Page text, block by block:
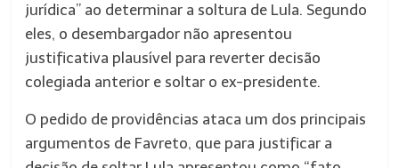
jurídica” ao determinar a soltura de Lula. Segundo
eles, o desembargador não apresentou
justificativa plausível para reverter decisão
colegiada anterior e soltar o ex-presidente.
O pedido de providências ataca um dos principais
argumentos de Favreto, que para justificar a